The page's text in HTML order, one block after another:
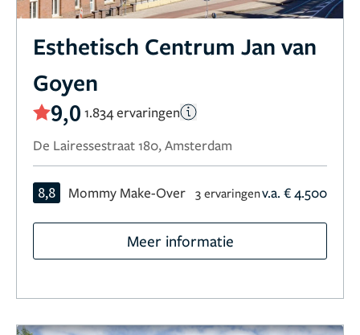
Esthetisch Centrum Jan van
Goyen
9,0 1.834 ervaringen
De Lairessestraat 180, Amsterdam
8,8 Mommy Make-Over 3 ervaringenv.a. € 4.500
Meer informatie